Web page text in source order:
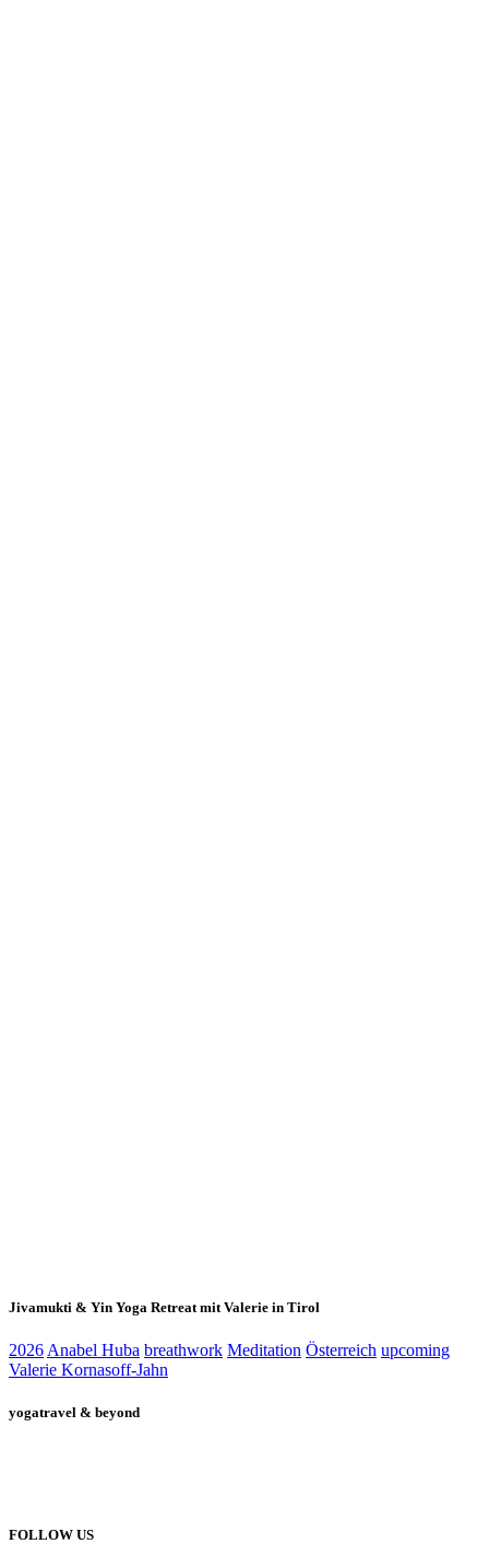
Jivamukti & Yin Yoga Retreat mit Valerie in Tirol
2026 Anabel Huba breathwork Meditation Österreich upcoming
Valerie Kornasoff-Jahn
yogatravel & beyond
FOLLOW US